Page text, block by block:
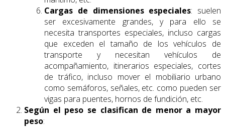
Cargas de dimensiones especiales: suelen
ser excesivamente grandes, y para ello se
necesita transportes especiales, incluso cargas
que exceden el tamaño de los vehículos de
transporte y necesitan vehículos de
acompañamiento, itinerarios especiales, cortes
de tráfico, incluso mover el mobiliario urbano
como semáforos, señales, etc. como pueden ser
vigas para puentes, hornos de fundición, etc.
Según el peso se clasifican de menor a mayor
peso: